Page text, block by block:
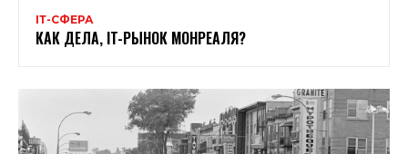
ІТ-СФЕРА
КАК ДЕЛА, IT-РЫНОК МОНРЕАЛЯ?